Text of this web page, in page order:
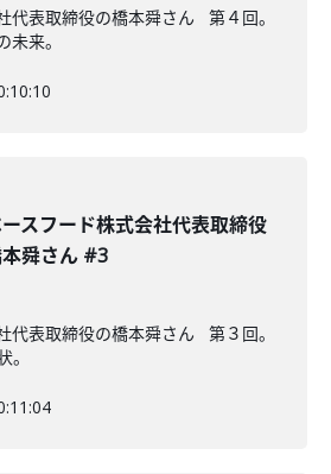
代表取締役の橋本舜さん 第４回。
来。
スフード株式会社代表取締役
舜さん #3
代表取締役の橋本舜さん 第３回。